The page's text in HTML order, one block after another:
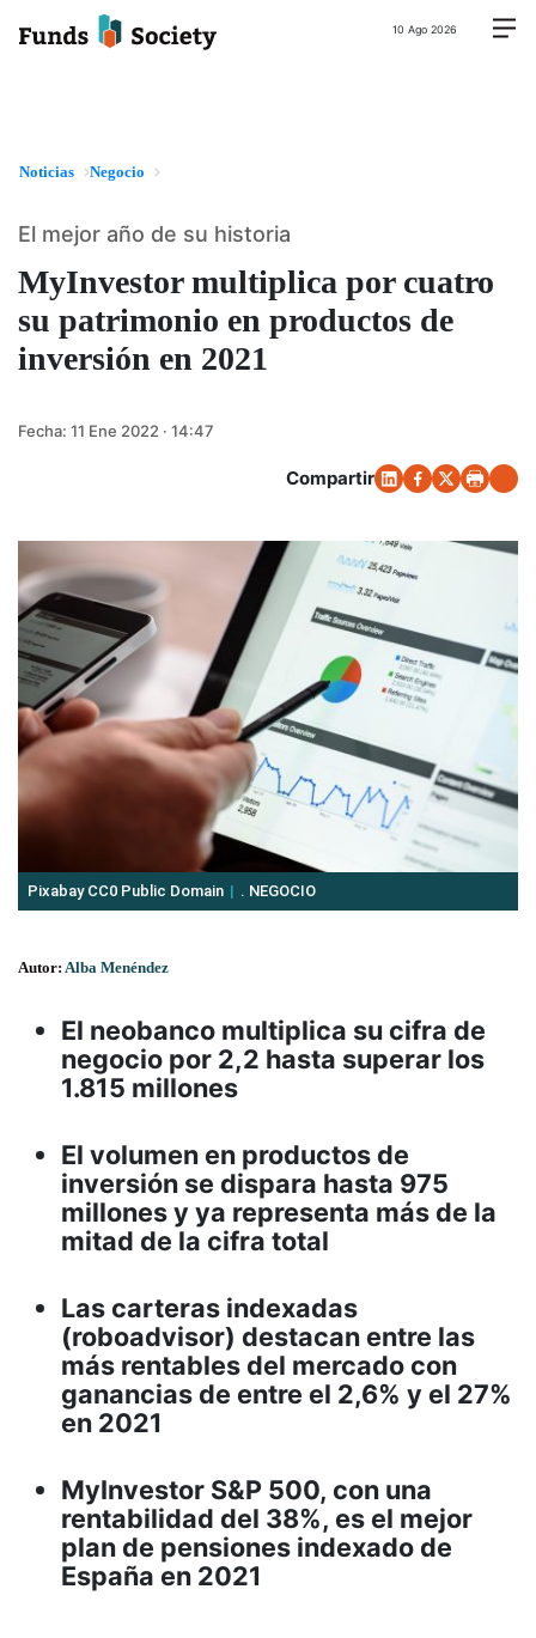
10 Ago 2026
Noticias Negocio
MyInvestor multiplica por cuatro
su patrimonio en productos de
inversión en 2021
El mejor año de su historia
Fecha: 11 Ene 2022 · 14:47
Compartir
Pixabay CC0 Public Domain . NEGOCIO
Autor: Alba Menéndez
El neobanco multiplica su cifra de
negocio por 2,2 hasta superar los
1.815 millones
El volumen en productos de
inversión se dispara hasta 975
millones y ya representa más de la
mitad de la cifra total
Las carteras indexadas
(roboadvisor) destacan entre las
más rentables del mercado con
ganancias de entre el 2,6% y el 27%
en 2021
MyInvestor S&P 500, con una
rentabilidad del 38%, es el mejor
plan de pensiones indexado de
España en 2021